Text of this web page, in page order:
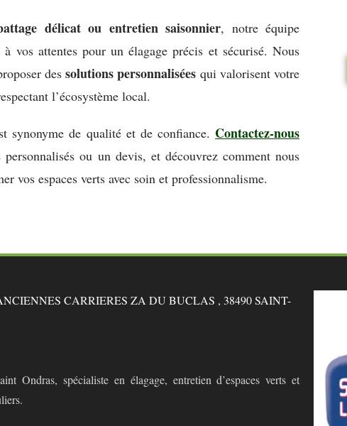
délicat ou entretien saisonnier, notre équipe
à vos attentes pour un élagage précis et sécurisé. Nous
dessolutions personnalisées qui valorisent votre
l’écosystème local.
synonyme de qualité et de confiance. Contactez-nous
personnalisés ou un devis, et découvrez comment nous
vos espaces verts avec soin et professionnalisme.
CARRIERES ZA DU BUCLAS , 38490 SAINT-
Ondras, spécialiste en élagage, entretien d’espaces verts et